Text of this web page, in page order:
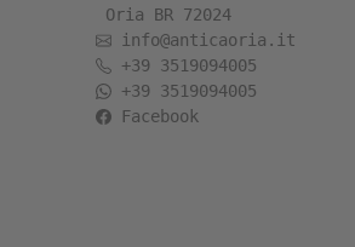
Oria BR 72024
info@anticaoria.it
+39 3519094005
+39 3519094005
Facebook